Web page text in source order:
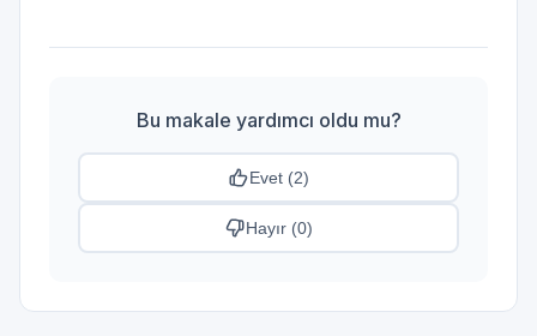
Bu makale yardımcı oldu mu?
Evet (2)
Hayır (0)